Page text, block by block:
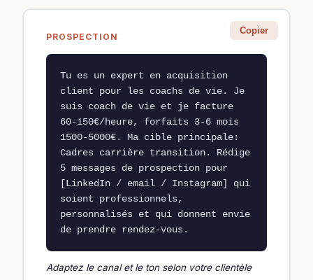
PROSPECTION
Copier
Tu es un expert en acquisition
client pour les coachs de vie. Je
suis coach de vie et je facture
60-150€/heure, forfaits 3-6 mois
1500-5000€. Ma cible principale:
Cadres carrière transition. Rédige
5 messages de prospection pour
[LinkedIn / email / Instagram] qui
soient professionnels,
personnalisés et qui donnent envie
de prendre rendez-vous.
Adaptez le canal et le ton selon votre clientèle